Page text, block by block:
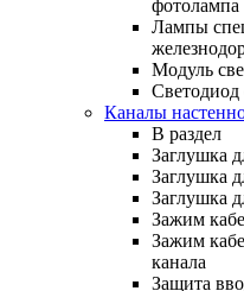
фотолампа
Лампы
Модуль
Каналы
В раздел
Заглушка
Заглушка
Заглушка
Зажим
Зажим
канала
Защита